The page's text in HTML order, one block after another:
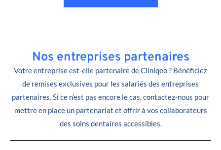
Nos entreprises partenaires
Votre entreprise est-elle partenaire de Cliniqeo ? Bénéficiez
de remises exclusives pour les salariés des entreprises
partenaires. Si ce n’est pas encore le cas, contactez-nous pour
mettre en place un partenariat et offrir à vos collaborateurs
des soins dentaires accessibles.